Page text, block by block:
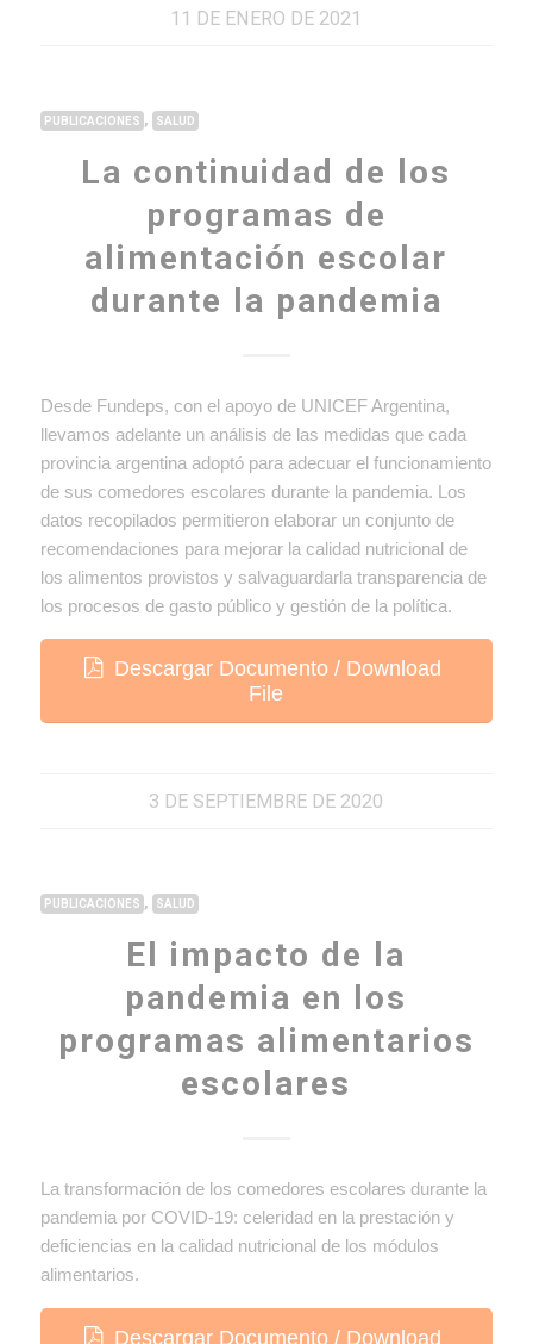
11 DE ENERO DE 2021
PUBLICACIONES , SALUD
La continuidad de los
programas de
alimentación escolar
durante la pandemia
Desde Fundeps, con el apoyo de UNICEF Argentina,
llevamos adelante un análisis de las medidas que cada
provincia argentina adoptó para adecuar el funcionamiento
de sus comedores escolares durante la pandemia. Los
datos recopilados permitieron elaborar un conjunto de
recomendaciones para mejorar la calidad nutricional de
los alimentos provistos y salvaguardarla transparencia de
los procesos de gasto público y gestión de la política.
Descargar Documento / Download
File
3 DE SEPTIEMBRE DE 2020
PUBLICACIONES , SALUD
El impacto de la
pandemia en los
programas alimentarios
escolares
La transformación de los comedores escolares durante la
pandemia por COVID-19: celeridad en la prestación y
deficiencias en la calidad nutricional de los módulos
alimentarios.
Descargar Documento / Download